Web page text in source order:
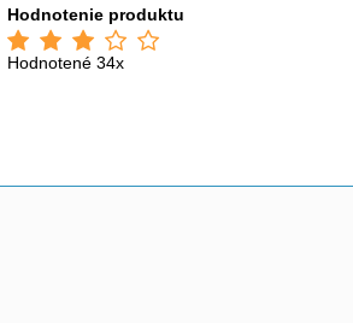
Hodnotenie produktu
Hodnotené 34x